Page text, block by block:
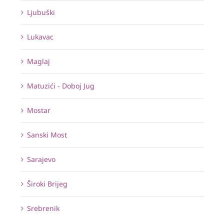
Ljubuški
Lukavac
Maglaj
Matuzići - Doboj Jug
Mostar
Sanski Most
Sarajevo
Široki Brijeg
Srebrenik